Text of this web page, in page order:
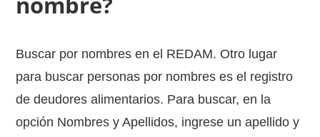
Buscar por nombres en el REDAM. Otro lugar
para buscar personas por nombres es el registro
de deudores alimentarios. Para buscar, en la
opción Nombres y Apellidos, ingrese un apellido y